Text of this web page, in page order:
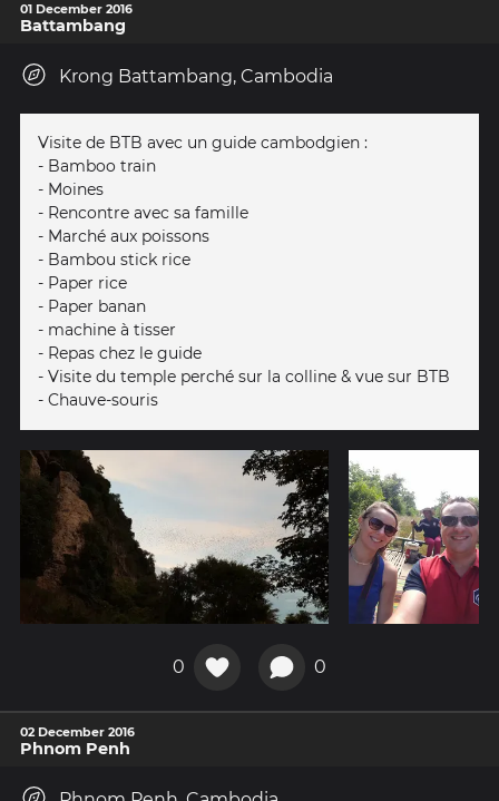
01 December 2016
Battambang
Krong Battambang, Cambodia
Visite de BTB avec un guide cambodgien :
- Bamboo train
- Moines
- Rencontre avec sa famille
- Marché aux poissons
- Bambou stick rice
- Paper rice
- Paper banan
- machine à tisser
- Repas chez le guide
- Visite du temple perché sur la colline & vue sur BTB
- Chauve-souris
0 0
02 December 2016
Phnom Penh